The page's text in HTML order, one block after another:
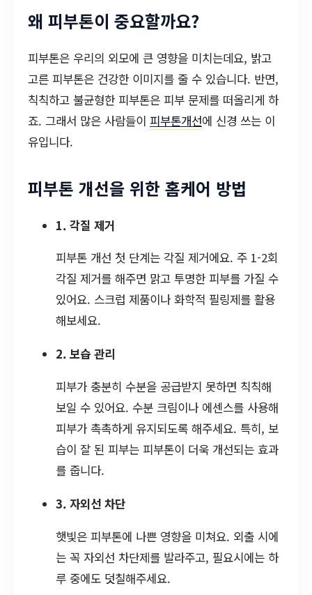
왜 피부톤이 중요할까요?
피부톤은 우리의 외모에 큰 영향을 미치는데요, 밝고
고른 피부톤은 건강한 이미지를 줄 수 있습니다. 반면,
칙칙하고 불균형한 피부톤은 피부 문제를 떠올리게 하
죠. 그래서 많은 사람들이 피부톤개선에 신경 쓰는 이
유입니다.
피부톤 개선을 위한 홈케어 방법
1. 각질 제거
피부톤 개선 첫 단계는 각질 제거에요. 주 1-2회
각질 제거를 해주면 맑고 투명한 피부를 가질 수
있어요. 스크럽 제품이나 화학적 필링제를 활용
해보세요.
2. 보습 관리
피부가 충분히 수분을 공급받지 못하면 칙칙해
보일 수 있어요. 수분 크림이나 에센스를 사용해
피부가 촉촉하게 유지되도록 해주세요. 특히, 보
습이 잘 된 피부는 피부톤이 더욱 개선되는 효과
를 줍니다.
3. 자외선 차단
햇빛은 피부톤에 나쁜 영향을 미쳐요. 외출 시에
는 꼭 자외선 차단제를 발라주고, 필요시에는 하
루 중에도 덧칠해주세요.